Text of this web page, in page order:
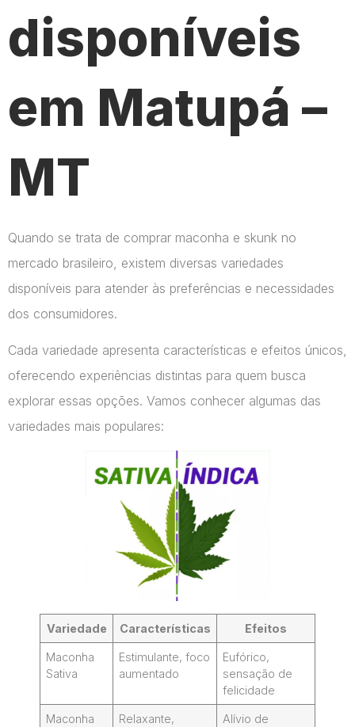
disponíveis
em Matupá –
MT
Quando se trata de comprar maconha e skunk no
mercado brasileiro, existem diversas variedades
disponíveis para atender às preferências e necessidades
dos consumidores.
Cada variedade apresenta características e efeitos únicos,
oferecendo experiências distintas para quem busca
explorar essas opções. Vamos conhecer algumas das
variedades mais populares:
Variedade Características Efeitos
Maconha
Sativa
Estimulante, foco
aumentado
Eufórico,
sensação de
felicidade
Maconha
Relaxante,
Alívio de